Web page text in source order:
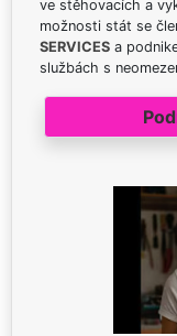
ve stěhovacích a
možnosti stát se
SERVICES a
službách s